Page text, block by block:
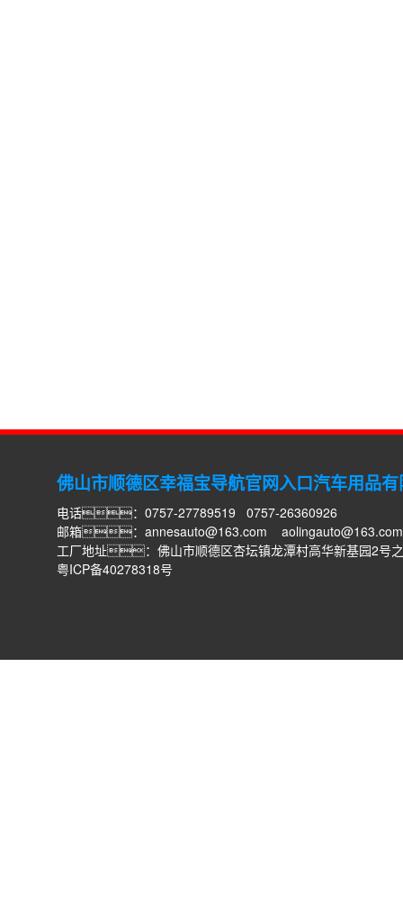
佛山市顺德区幸福宝导航官网入口汽车用品
电话：0757-27789519 0757-26360926
邮箱： annesauto@163.com
aolingauto@163.com
工厂地址：佛山市顺德区杏坛镇龙潭村高华新基园2号
粤ICP备40278318号